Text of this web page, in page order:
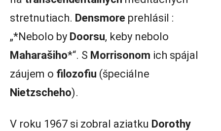
stretnutiach. Densmore prehlásil :
„*Nebolo by Doorsu, keby nebolo
Maharašiho*“. S Morrisonom ich spájal
záujem o filozofiu (špeciálne
Nietzscheho).
V roku 1967 si zobral aziatku Dorothy